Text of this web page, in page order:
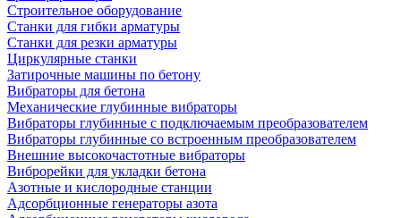
Строительное оборудование
Станки для гибки арматуры
Станки для резки арматуры
Циркулярные станки
Затирочные машины по бетону
Вибраторы для бетона
Механические глубинные вибраторы
Вибраторы глубинные с подключаемым преобразователем
Вибраторы глубинные со встроенным преобразователем
Внешние высокочастотные вибраторы
Виброрейки для укладки бетона
Азотные и кислородные станции
Адсорбционные генераторы азота